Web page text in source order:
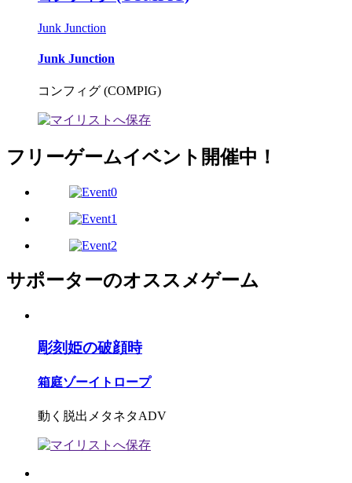
Junk Junction
Junk Junction
コンフィグ (COMPIG)
フリーゲームイベント開催中！
サポーターのオススメゲーム
彫刻姫の破顔時
箱庭ゾーイトロープ
動く脱出メタネタADV